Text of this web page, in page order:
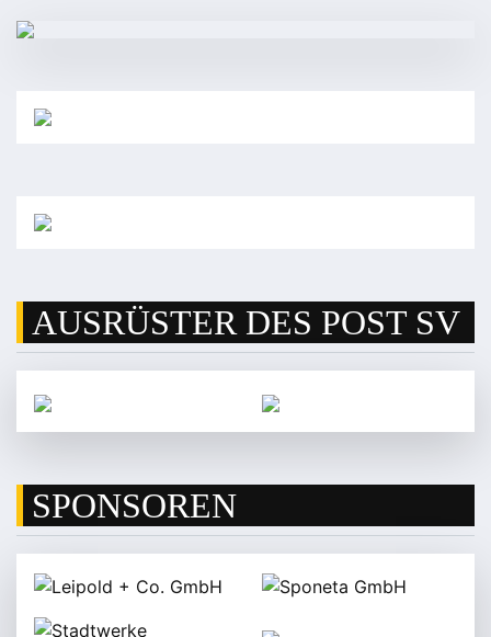
AUSRÜSTER DES POST SV
SPONSOREN